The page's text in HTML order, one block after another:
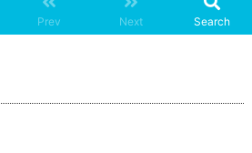
Prev Next Search